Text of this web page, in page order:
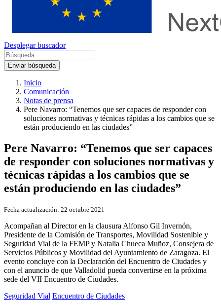
Desplegar buscador
Enviar búsqueda
Inicio
Comunicación
Notas de prensa
Pere Navarro: “Tenemos que ser capaces de responder con
soluciones normativas y técnicas rápidas a los cambios que se
están produciendo en las ciudades”
Pere Navarro: “Tenemos que ser capaces
de responder con soluciones normativas y
técnicas rápidas a los cambios que se
están produciendo en las ciudades”
Fecha actualización: 22 octubre 2021
Acompañan al Director en la clausura Alfonso Gil Invernón,
Presidente de la Comisión de Transportes, Movilidad Sostenible y
Seguridad Vial de la FEMP y Natalia Chueca Muñoz, Consejera de
Servicios Públicos y Movilidad del Ayuntamiento de Zaragoza. El
evento concluye con la Declaración del Encuentro de Ciudades y
con el anuncio de que Valladolid pueda convertirse en la próxima
sede del VII Encuentro de Ciudades.
Seguridad Vial Encuentro de Ciudades